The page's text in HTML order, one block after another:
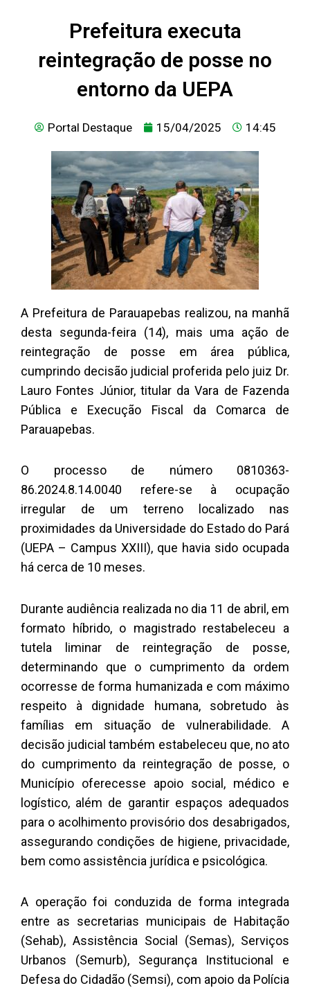
Prefeitura executa
reintegração de posse no
entorno da UEPA
Portal Destaque 15/04/2025 14:45
A Prefeitura de Parauapebas realizou, na manhã
desta segunda-feira (14), mais uma ação de
reintegração de posse em área pública,
cumprindo decisão judicial proferida pelo juiz Dr.
Lauro Fontes Júnior, titular da Vara de Fazenda
Pública e Execução Fiscal da Comarca de
Parauapebas.
O processo de número 0810363-
86.2024.8.14.0040 refere-se à ocupação
irregular de um terreno localizado nas
proximidades da Universidade do Estado do Pará
(UEPA – Campus XXIII), que havia sido ocupada
há cerca de 10 meses.
Durante audiência realizada no dia 11 de abril, em
formato híbrido, o magistrado restabeleceu a
tutela liminar de reintegração de posse,
determinando que o cumprimento da ordem
ocorresse de forma humanizada e com máximo
respeito à dignidade humana, sobretudo às
famílias em situação de vulnerabilidade. A
decisão judicial também estabeleceu que, no ato
do cumprimento da reintegração de posse, o
Município oferecesse apoio social, médico e
logístico, além de garantir espaços adequados
para o acolhimento provisório dos desabrigados,
assegurando condições de higiene, privacidade,
bem como assistência jurídica e psicológica.
A operação foi conduzida de forma integrada
entre as secretarias municipais de Habitação
(Sehab), Assistência Social (Semas), Serviços
Urbanos (Semurb), Segurança Institucional e
Defesa do Cidadão (Semsi), com apoio da Polícia